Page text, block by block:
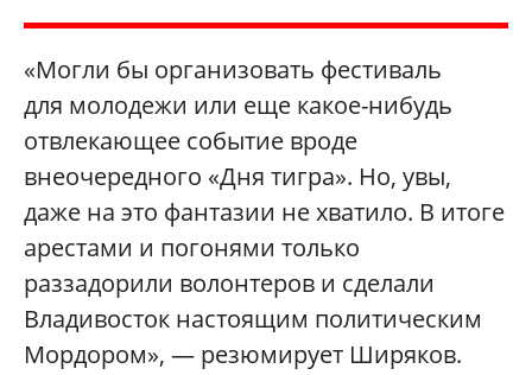
«Могли бы организовать фестиваль
для молодежи или еще какое-нибудь
отвлекающее событие вроде
внеочередного «Дня тигра». Но, увы,
даже на это фантазии не хватило. В итоге
арестами и погонями только
раззадорили волонтеров и сделали
Владивосток настоящим политическим
Мордором», — резюмирует Ширяков.